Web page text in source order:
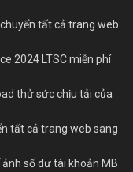
tất cả trang web
2024 LTSC miễn phí
thử sức chịu tải của
tất cả trang web sang
ảnh số dư tài khoản MB